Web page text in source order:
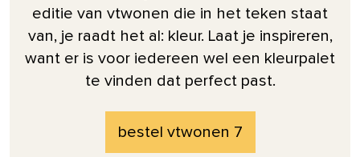
editie van vtwonen die in het teken staat
van, je raadt het al: kleur. Laat je inspireren,
want er is voor iedereen wel een kleurpalet
te vinden dat perfect past.
bestel vtwonen 7